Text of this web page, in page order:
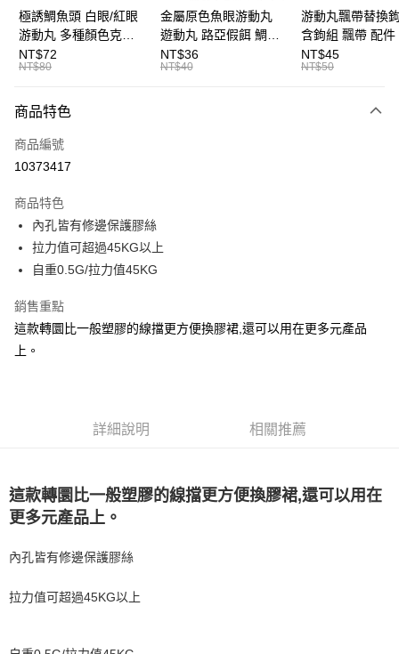
臺灣中小企業銀行
台中商業銀行
匯豐（台灣）商業銀行
華泰商業銀行
聯邦商業銀行
遠東國際商業銀行
元大商業銀行
台灣樂天信用卡公司
悠遊付
大哥付你分期
【大哥付你分期使用說明】
2.付款方式選擇「大哥付你分期」，訂單成立後會自動跳轉到大哥付的交易
流程，驗證手機門號後，選擇欲分期的期數、繳款截止日，確認付款後即完
4.訂單成立30分鐘內，如未前往確認交易或遇審核未通過，訂單將自動取
消。如遇「轉專審核」未通過狀況，表示未達大哥付你分期系統評分，恕無
法說明評估內容。
【繳款方式說明】
1.分期款項不併入電信帳單，「大哥付你分期」於每月結算日後寄送繳費提
2.透過簡訊連結打開帳單後，可選擇「超商條碼／台灣大直營門市／銀行轉
帳／街口支付／iPASS MONEY」等通路繳費。
【注意事項】
資料（包含姓名、電話或地址）提供予台灣大哥大進項蒐集、處理及利用，
相關說明
【關於「AFTEE先享後付」】
便利好安心！
２．便利：只要手機號碼，簡訊認證，即可結帳。
３．安心：先確認商品／服務後，再付款。
【「AFTEE先享後付」結帳流程】
結帳頁面，進行簡訊認證並確認金額後，即可完成結帳。
２．訂單成立數日內，您將收到繳費通知簡訊。
ATM／網路銀行／等多元方式進行付款，方視為交易完成。
※ 交易是否成功請以「AFTEE先享後付 」之結帳頁面顯示為準，若有關於
是否繳費成功／繳費後需取消欲退款等相關疑問，請聯繫「AFTEE先享後付
【注意事項】
１．透過由恩沛科技股份有限公司提供之「AFTEE先享後付」服務完成之交
易，需依本服務之必要範圍內提供個人資料，並將交易相關給付款項請求債
２．關於個人資料處理事宜，請瀏覽以下網址：
https://aftee.tw/terms/#terms3
「AFTEE先享後付」，若未經同意申辦者引起之損失，本公司不負相關責
時審查核予不同之上限額度；若仍有額度不足之情形，本公司將視審查結果
貨到付款
運送方式
每筆NT$60，滿NT$1,200(含以上)免運費
付款後全家取貨
每筆NT$60，滿NT$1,200(含以上)免運費
一般宅配（門市自取請勿下單，請聯繫客服）
每筆NT$200，滿NT$2,000(含以上)免運費
極誘鯛魚頭 白眼/紅眼
游動丸 多種顏色克數
可選 B250
NT$72
NT$80
金屬原色魚眼游動丸
遊動丸 路亞假餌 鯛魚
頭 B400
NT$36
NT$40
游動丸飄帶替換
含鉤組 飄帶 配件
NT$45
NT$50
商品特色
商品編號
10373417
商品特色
內孔皆有修邊保護膠絲
拉力值可超過45KG以上
自重0.5G/拉力值45KG
銷售重點
這款轉圜比一般塑膠的線擋更方便換膠裙,還可以用在更多元產品
上。
詳細說明 相關推薦
這款轉圜比一般塑膠的線擋更方便換膠裙,還可以用在
更多元產品上。
內孔皆有修邊保護膠絲
拉力值可超過45KG以上